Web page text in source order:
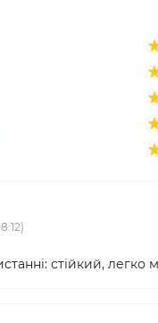
стійкий,